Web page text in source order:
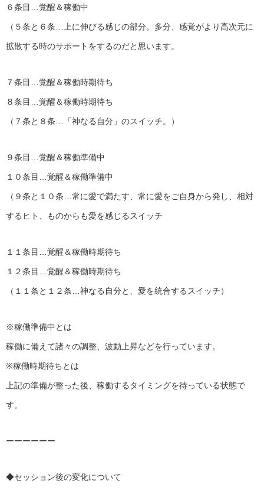
６条目…覚醒＆稼働中
（５条と６条…上に伸びる感じの部分。多分、感覚がより高次元に
拡散する時のサポートをするのだと思います。
７条目…覚醒＆稼働時期待ち
８条目…覚醒＆稼働時期待ち
（７条と８条…「神なる自分」のスイッチ。）
９条目…覚醒＆稼働準備中
１０条目…覚醒＆稼働準備中
（９条と１０条…常に愛で満たす、常に愛をご自身から発し、相対
するヒト、ものからも愛を感じるスイッチ
１１条目…覚醒＆稼働時期待ち
１２条目…覚醒＆稼働時期待ち
（１１条と１２条…神なる自分と、愛を統合するスイッチ）
※稼働準備中とは
稼働に備えて諸々の調整、波動上昇などを行っています。
※稼働時期待ちとは
上記の準備が整った後、稼働するタイミングを待っている状態で
す。
ーーーーーー
◆セッション後の変化について